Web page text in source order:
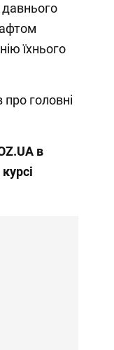
давнього
їхнього
про головні
в